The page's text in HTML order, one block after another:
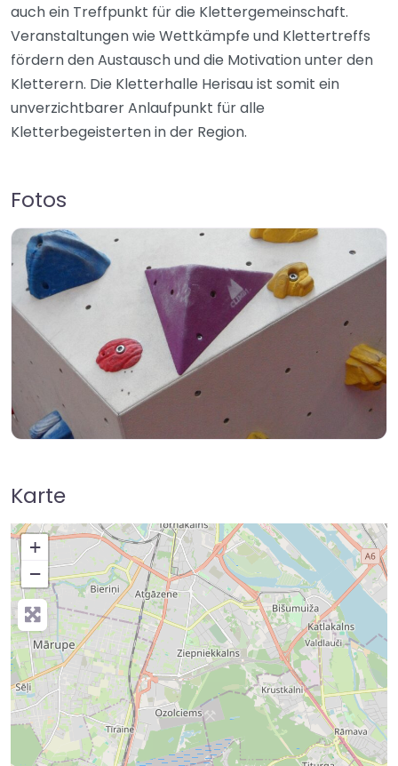
auch ein Treffpunkt für die Klettergemeinschaft.
Veranstaltungen wie Wettkämpfe und Klettertreffs
fördern den Austausch und die Motivation unter den
Kletterern. Die Kletterhalle Herisau ist somit ein
unverzichtbarer Anlaufpunkt für alle
Kletterbegeisterten in der Region.
Fotos
Karte
+
−